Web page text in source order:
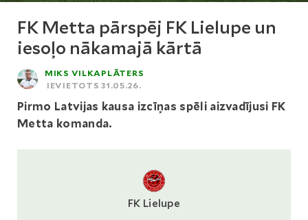
FK Metta pārspēj FK Lielupe un
iesoļo nākamajā kārtā
MIKS VILKAPLĀTERS
IEVIETOTS 31.05.26.
Pirmo Latvijas kausa izcīņas spēli aizvadījusi FK
Metta komanda.
FK Lielupe